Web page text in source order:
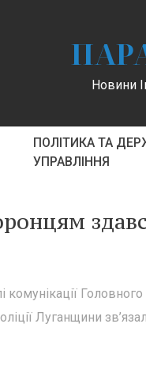
Новини
ПОЛІТИКА ТА
УПРАВЛІННЯ
Головного
Луганщини